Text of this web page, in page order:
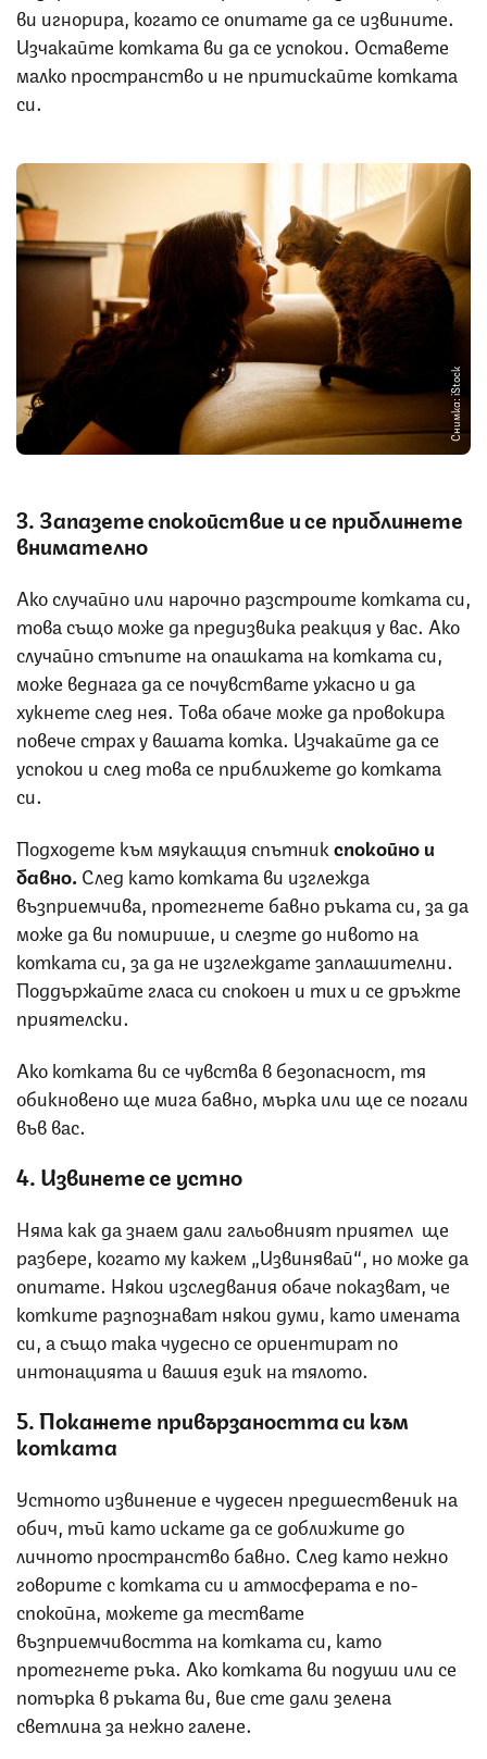
ви игнорира, когато се опитате да се извините.
Изчакайте котката ви да се успокои. Оставете
малко пространство и не притискайте котката
си.
Снимка: iStock
3. Запазете спокойствие и се приближете
внимателно
Ако случайно или нарочно разстроите котката си,
това също може да предизвика реакция у вас. Ако
случайно стъпите на опашката на котката си,
може веднага да се почувствате ужасно и да
хукнете след нея. Това обаче може да провокира
повече страх у вашата котка. Изчакайте да се
успокои и след това се приближете до котката
си.
Подходете към мяукащия спътникспокойно и
бавно. След като котката ви изглежда
възприемчива, протегнете бавно ръката си, за да
може да ви помирише, и слезте до нивото на
котката си, за да не изглеждате заплашителни.
Поддържайте гласа си спокоен и тих и се дръжте
приятелски.
Ако котката ви се чувства в безопасност, тя
обикновено ще мига бавно, мърка или ще се погали
във вас.
4. Извинете се устно
Няма как да знаем дали гальовният приятел ще
разбере, когато му кажем „Извинявай“, но може да
опитате. Някои изследвания обаче показват, че
котките разпознават някои думи, като имената
си, а също така чудесно се ориентират по
интонацията и вашия език на тялото.
5. Покажете привързаността си към
котката
Устното извинение е чудесен предшественик на
обич, тъй като искате да се доближите до
личното пространство бавно. След като нежно
говорите с котката си и атмосферата е по-
спокойна, можете да тествате
възприемчивостта на котката си, като
протегнете ръка. Ако котката ви подуши или се
потърка в ръката ви, вие сте дали зелена
светлина за нежно галене.